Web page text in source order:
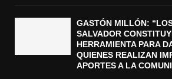
GASTÓN MILLÓN:
SALVADOR
HERRAMIENTA PARA
QUIENES REALIZAN
APORTES A LA